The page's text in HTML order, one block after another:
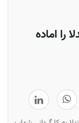
را اماده